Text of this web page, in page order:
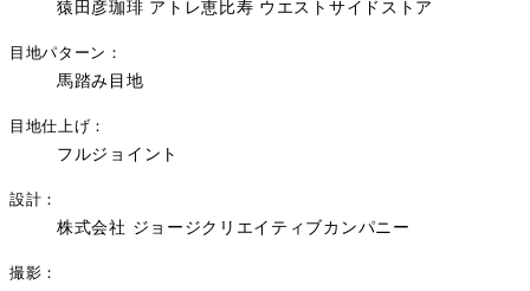
猿田彦珈琲 アトレ恵比寿 ウエストサイドストア
目地パターン
馬踏み目地
目地仕上げ
フルジョイント
設計
株式会社 ジョージクリエイティブカンパニー
撮影